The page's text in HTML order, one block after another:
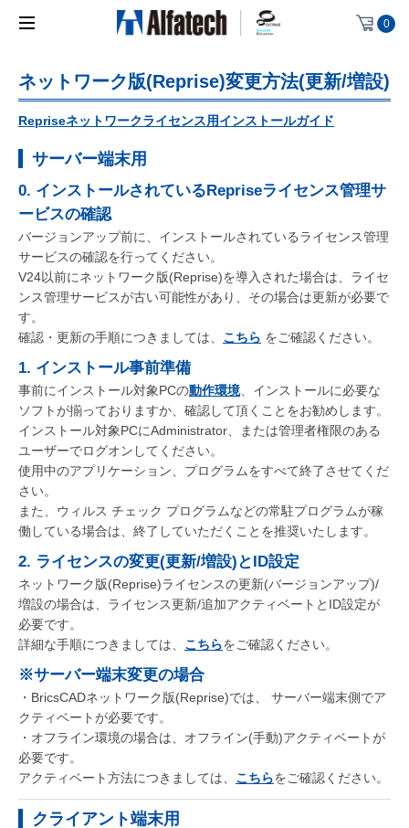
0
ネットワーク版(Reprise)変更方法(更新/増設)
Repriseネットワークライセンス用インストールガイド
サーバー端末用
0. インストールされているRepriseライセンス管理サ
ービスの確認
バージョンアップ前に、インストールされているライセンス管理
サービスの確認を行ってください。
V24以前にネットワーク版(Reprise)を導入された場合は、ライセ
ンス管理サービスが古い可能性があり、その場合は更新が必要で
す。
確認・更新の手順につきましては、 こちら をご確認ください。
1. インストール事前準備
事前にインストール対象PCの動作環境、インストールに必要な
ソフトが揃っておりますか、確認して頂くことをお勧めします。
インストール対象PCにAdministrator、または管理者権限のある
ユーザーでログオンしてください。
使用中のアプリケーション、プログラムをすべて終了させてくだ
さい。
また、ウィルス チェック プログラムなどの常駐プログラムが稼
働している場合は、終了していただくことを推奨いたします。
2. ライセンスの変更(更新/増設)とID設定
ネットワーク版(Reprise)ライセンスの更新(バージョンアップ)/
増設の場合は、ライセンス更新/追加アクティベートとID設定が
必要です。
詳細な手順につきましては、 こちらをご確認ください。
※サーバー端末変更の場合
・BricsCADネットワーク版(Reprise)では、 サーバー端末側でア
クティベートが必要です。
・オフライン環境の場合は、オフライン(手動)アクティベートが
必要です。
アクティベート方法につきましては、 こちらをご確認ください。
クライアント端末用